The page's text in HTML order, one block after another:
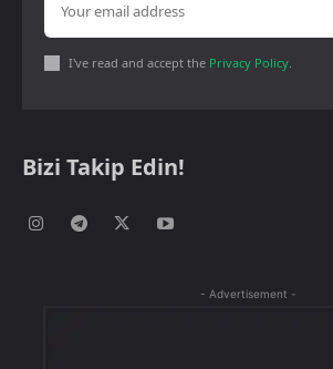
I've read and accept the Privacy Policy.
Bizi Takip Edin!
- Advertisement -